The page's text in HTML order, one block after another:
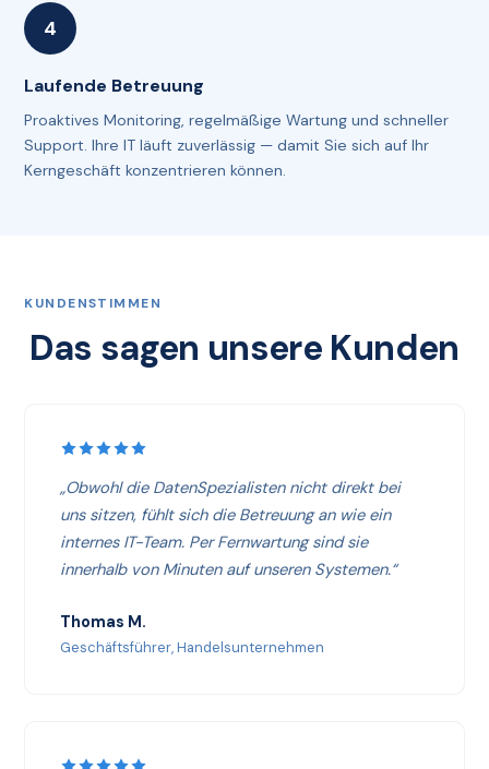
Laufende Betreuung
Proaktives Monitoring, regelmäßige Wartung und schneller
Support. Ihre IT läuft zuverlässig — damit Sie sich auf Ihr
Kerngeschäft konzentrieren können.
KUNDENSTIMMEN
Das sagen unsere Kunden
„Obwohl die DatenSpezialisten nicht direkt bei
uns sitzen, fühlt sich die Betreuung an wie ein
internes IT-Team. Per Fernwartung sind sie
innerhalb von Minuten auf unseren Systemen.“
Thomas M.
Geschäftsführer, Handelsunternehmen